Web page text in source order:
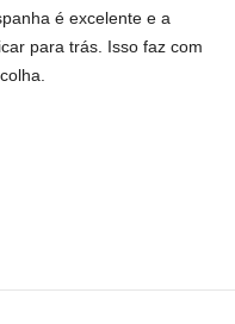
é excelente e a
para trás. Isso faz com